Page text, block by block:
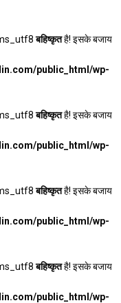
बहिष्कृतहै! इसके बजाय
public_html/wp-
बहिष्कृतहै! इसके बजाय
public_html/wp-
बहिष्कृतहै! इसके बजाय
public_html/wp-
बहिष्कृतहै! इसके बजाय
public_html/wp-